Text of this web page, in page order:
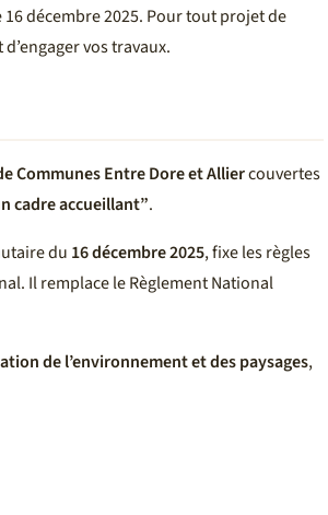
décembre 2025. Pour tout projet de
vos travaux.
Communes Entre Dore et Alliercouvertes
cadre accueillant”.
du 16 décembre 2025, fixe les règles
Il remplace le Règlement National
de l’environnement et des paysages,